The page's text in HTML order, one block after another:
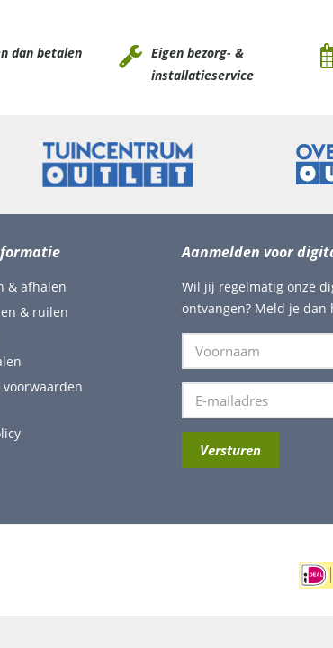
dan betalen
Eigen bezorg- &
installatieservice
& afhalen
& ruilen
Aanmelden voor
Wil jij regelmatig onze
ontvangen? Meld je dan